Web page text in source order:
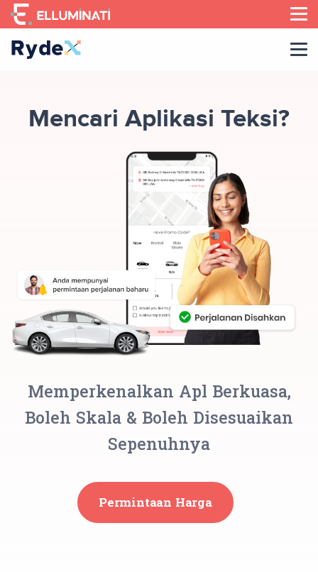
Skip
to
the
Mencari Aplikasi Teksi?
Memperkenalkan Apl Berkuasa,
Boleh Skala & Boleh Disesuaikan
Sepenuhnya
Permintaan Harga